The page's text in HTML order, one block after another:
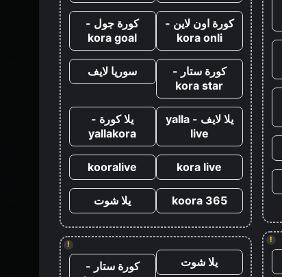
!
كورة اون لاين -
kora onli
كورة جول -
kora goal
كورة ستار -
kora star
سوريا لايف
يلا لايف - yalla
live
يلا كورة -
yallakora
kora live
kooralive
koora 365 يلا شوت
!
يلا شوت
كورة ستار -